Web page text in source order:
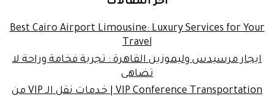
Best Cairo Airport Limousine: Luxury Services for Your
Travel
ايجار مرسيدس وليموزين القاهرة : تجربة فخامة وراحة لا
تضاهى
VIP Conference Transportation | خدمات نقل الـ VIP من